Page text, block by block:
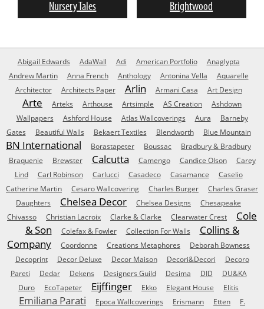
Nursery Tales Brightwood
Abigail Edwards AdaWall Adi American Portfolio
Anaglypta
Andrew Martin
Anna French Anthology Antonina Vella
Aquarelle
Architector
Architects Paper Arlin Armani Casa Art Design
Arte Arteks Arthouse Artsimple AS Creation
Ashdown
Wallpapers
Ashford House Atlas Wallcoverings Aura
Barneby
Gates
Beautiful Walls Bekaert Textiles Blendworth Blue Mountain
BN International Borastapeter Boussac
Bradbury & Bradbury
Braquenie
Brewster Calcutta Camengo Candice Olson
Carey
Lind
Carl Robinson Carlucci Casadeco Casamance
Caselio
Catherine Martin
Cesaro Wallcovering Charles Burger
Charles Graser
Daughters
Chelsea Decor Chelsea Designs
Chesapeake
Chivasso
Christian Lacroix Clarke & Clarke Clearwater Crest
Cole
& Son
Colefax & Fowler Collection For Walls
Collins &
Company
Coordonne Creations Metaphores
Deborah Bowness
Decoprint
Decor Deluxe Decor Maison Decori&Decori
Decoro
Pareti
Dedar Dekens Designers Guild Desima DID
DU&KA
Duro
EcoTapeter Eijffinger Ekko Elegant House Elitis
Emiliana Parati Epoca Wallcoverings Erismann Etten
F.